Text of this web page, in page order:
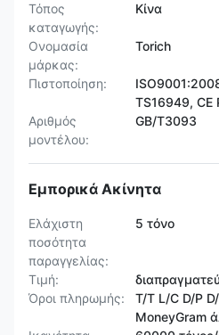
Τόπος
καταγωγής:
Κίνα
Ονομασία
μάρκας:
Torich
Πιστοποίηση:
TS16949, CE
Αριθμός
μοντέλου:
GB/T3093
Εμπορικά Ακίνητα
Ελάχιστη
ποσότητα
παραγγελίας:
5 τόνο
Τιμή:
Όροι πληρωμής:
T/T L/C D/P
MoneyGram